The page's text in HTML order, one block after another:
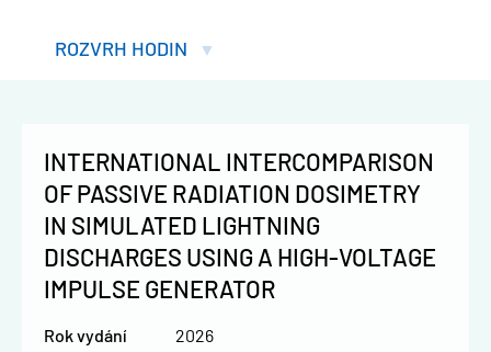
ROZVRH HODIN
INTERNATIONAL INTERCOMPARISON
OF PASSIVE RADIATION DOSIMETRY
IN SIMULATED LIGHTNING
DISCHARGES USING A HIGH-VOLTAGE
IMPULSE GENERATOR
Rok vydání 2026